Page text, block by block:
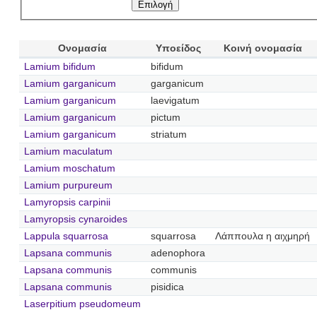
Ονομασία Υποείδος
Κοινή ονομασία
Lamium bifidum
bifidum
Lamium garganicum
garganicum
Lamium garganicum
laevigatum
Lamium garganicum
pictum
Lamium garganicum
striatum
Lamium maculatum
Lamium moschatum
Lamium purpureum
Lamyropsis carpinii
Lamyropsis cynaroides
Lappula squarrosa
squarrosa
Λάππουλα η αιχμηρή
Lapsana communis
adenophora
Lapsana communis
communis
Lapsana communis
pisidica
Laserpitium pseudomeum